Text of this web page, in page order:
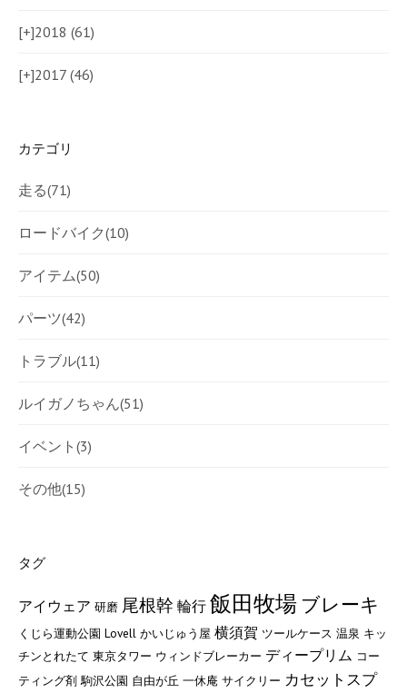
[+]2018 (61)
[+]2017 (46)
カテゴリ
走る(71)
ロードバイク(10)
アイテム(50)
パーツ(42)
トラブル(11)
ルイガノちゃん(51)
イベント (3)
その他(15)
タグ
アイウェア 研磨 尾根幹 輪行 飯田牧場 ブレーキ
くじら運動公園 Lovell かいじゅう屋 横須賀 ツールケース 温泉 キッ
チンとれたて 東京タワー ウィンドブレーカー ディープリム コー
ティング剤 駒沢公園 自由が丘 一休庵 サイクリー カセットスプ